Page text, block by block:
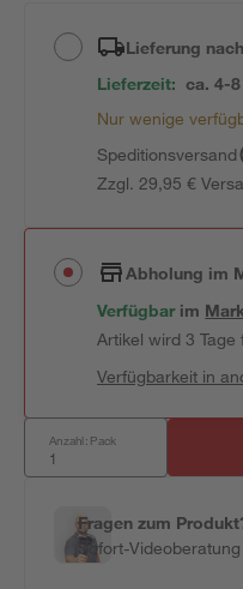
Lieferung
Lieferzeit: ca. 4-
Nur wenige
Speditionsversand
Zzgl. 29,95 €
Abholung im
Verfügbar im
Artikel wird 3
Verfügbarkeit in
Anzahl: Pack
Fragen zum
Sofort-